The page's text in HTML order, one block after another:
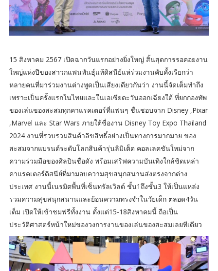
15 สิงหาคม 2567 เปิดฉากวันแรกอย่างยิ่งใหญ่ สิ้นสุดการรอคอยงาน
ใหญ่แห่งปีของสาวกแฟนพันธุ์แท้ดิสนีย์แห่ร่วมงานคับคั้งเรียกว่า
หลายคนที่มาร่วมงานต่างพูดเป็นเสียงเดียวกันว่า งานนี้จัดเต็มทำถึง
เพราะเป็นครั้งแรกในไทยและในเอเซียตะวันออกเฉียงใต้ ที่ยกกองทัพ
ของเล่นของสะสมทุกคาแรคเตอร์ที่แฟนๆ ชื่นชอบจาก Disney ,Pixar
,Marvel และ Star Wars ภายใต้ชื่องาน Disney Toy Expo Thailand
2024 งานที่รวบรวมสินค้าลิขสิทธิ์อย่างเป็นทางการมากมาย ของ
สะสมจากแบรนด์ระดับโลกสินค้ารุ่นลิมิเต็ด คอลเลคชันใหม่จาก
ความร่วมมือของศิลปินชื่อดัง พร้อมเสริฟความบันเทิงใกล้ชิดเหล่า
คาแรคเตอร์ดิสนีย์ที่มามอบความสุขสนุกสนานส่งตรงจากต่าง
ประเทศ งานนี้เนรมิตพื้นที่เซ็นทรัลเวิลด์ ชั้น1ถึงชั้น3 ให้เป็นแหล่ง
รวมความสุขสนุกสนานและย้อนความทรงจำในวัยเด็ก ตลอด4วัน
เต็ม เปิดให้เข้าชมฟรีทั้งงาน ตั้งแต่15-18สิงหาคมนี้ ถือเป็น
ประวัติศาสตร์หน้าใหม่ของวงการงานของเล่นของสะสมเลยทีเดียว